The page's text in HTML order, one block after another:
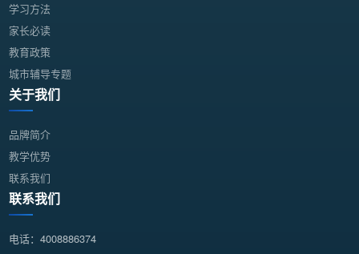
学习方法
家长必读
教育政策
城市辅导专题
关于我们
品牌简介
教学优势
联系我们
联系我们
电话：4008886374